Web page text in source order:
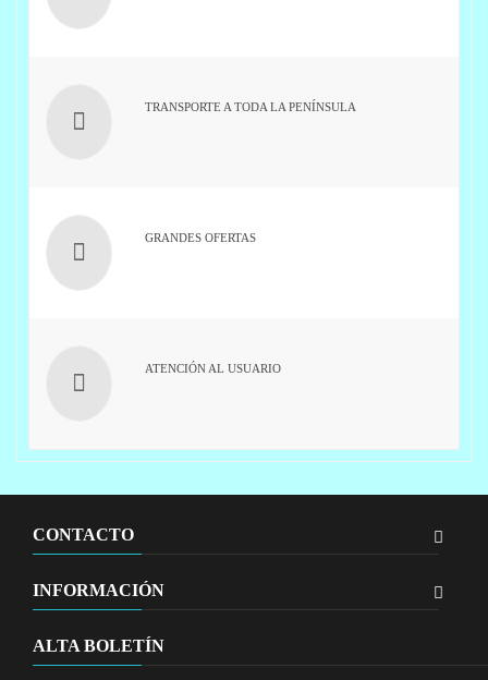
TRANSPORTE A TODA LA PENÍNSULA
GRANDES OFERTAS
ATENCIÓN AL USUARIO
CONTACTO
INFORMACIÓN
ALTA BOLETÍN